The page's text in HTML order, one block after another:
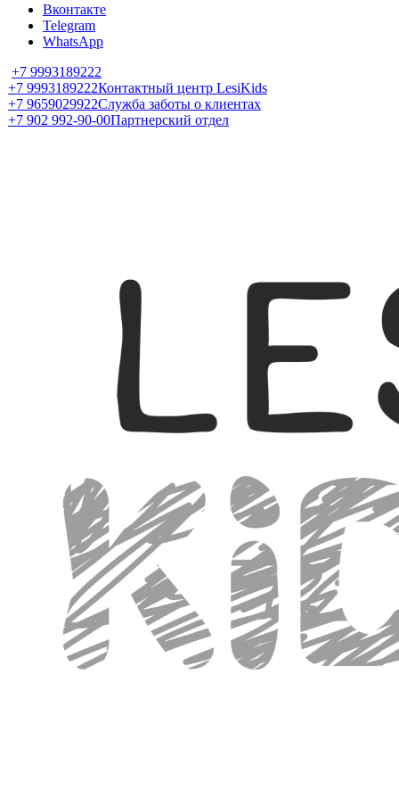
Вконтакте
Telegram
WhatsApp
+7 9993189222
+7 9993189222Контактный центр LesiKids
+7 9659029922Служба заботы о клиентах
+7 902 992-90-00Партнерский отдел